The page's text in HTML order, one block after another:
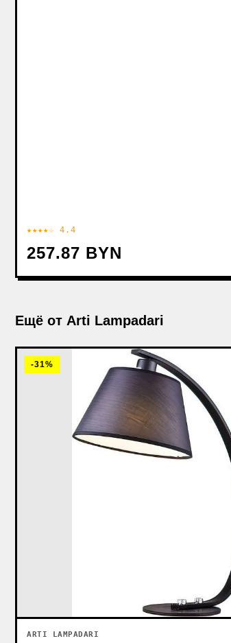
★★★★☆ 4.4
257.87 BYN
Ещё от Arti Lampadari
-31%
ARTI LAMPADARI